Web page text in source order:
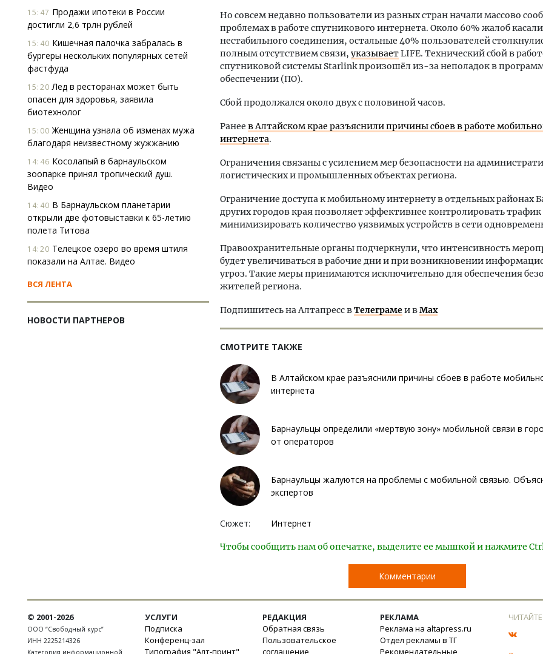
15:47 Продажи ипотеки в России
достигли 2,6 трлн рублей
15:40 Кишечная палочка забралась в
бургеры нескольких популярных сетей
фастфуда
15:20 Лед в ресторанах может быть
опасен для здоровья, заявила
биотехнолог
15:00 Женщина узнала об изменах мужа
благодаря неизвестному жужжанию
14:46 Косолапый в барнаульском
зоопарке принял тропический душ.
Видео
14:40 В Барнаульском планетарии
открыли две фотовыставки к 65-летию
полета Титова
14:20 Телецкое озеро во время штиля
показали на Алтае. Видео
ВСЯ ЛЕНТА
НОВОСТИ ПАРТНЕРОВ
Но совсем недавно пользователи из разных стран начали массово
проблемах в работе спутникового интернета. Около 60% жалоб
нестабильного соединения, остальные 40% пользователей
полным отсутствием связи, указываетLIFE. Технический сбой в
спутниковой системы Starlink произошёл из-за неполадок в
обеспечении (ПО).
Сбой продолжался около двух с половиной часов.
Ранее в Алтайском крае разъяснили причины сбоев в работе
интернета.
Ограничения связаны с усилением мер безопасности на
логистических и промышленных объектах региона.
Ограничение доступа к мобильному интернету в отдельных районах
других городов края позволяет эффективнее контролировать трафик
минимизировать количество уязвимых устройств в сети
Правоохранительные органы подчеркнули, что интенсивность
будет увеличиваться в рабочие дни и при возникновении
угроз. Такие меры принимаются исключительно для обеспечения
жителей региона.
Подпишитесь на Алтапресс вТелеграмеи вMax
СМОТРИТЕ ТАКЖЕ
В Алтайском крае разъяснили причины сбоев в работе
интернета
Барнаульцы определили «мертвую зону» мобильной связи в
от операторов
Барнаульцы жалуются на проблемы с мобильной связью.
экспертов
Сюжет: Интернет
Чтобы сообщить нам об опечатке, выделите ее мышкой и нажмите
Комментарии
© 2001-2026
ООО “Свободный курс”
ИНН 2225214326
Категория информационной
УСЛУГИ
Подписка
Конференц-зал
Типография "Алт-принт"
РЕДАКЦИЯ
Обратная связь
Пользовательское
соглашение
РЕКЛАМА
Реклама на altapress.ru
Отдел рекламы в ТГ
Рекомендательные